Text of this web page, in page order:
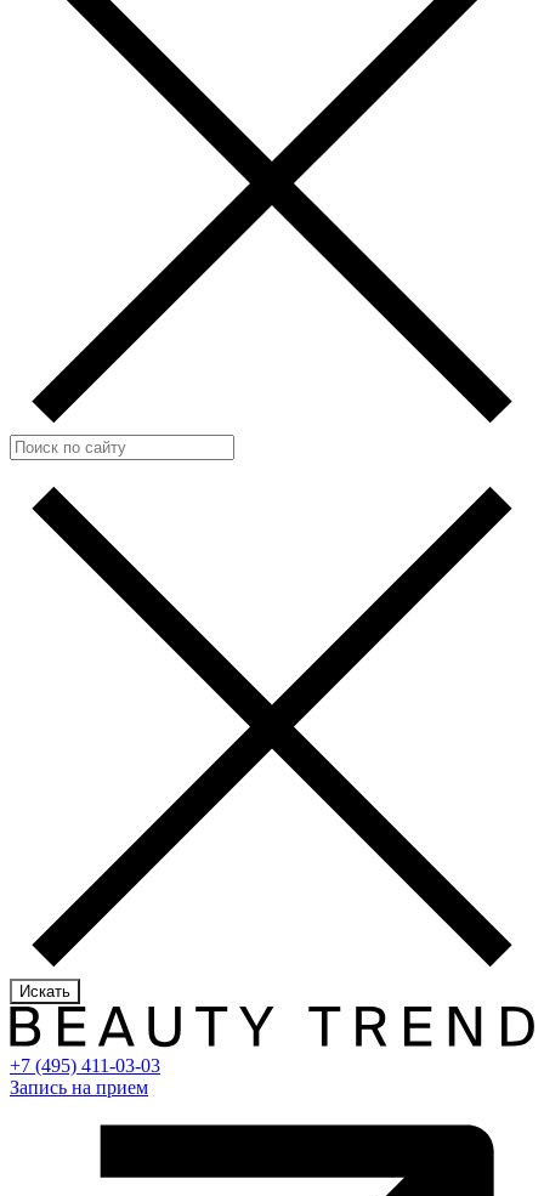
Искать
+7 (495) 411-03-03
Запись на прием